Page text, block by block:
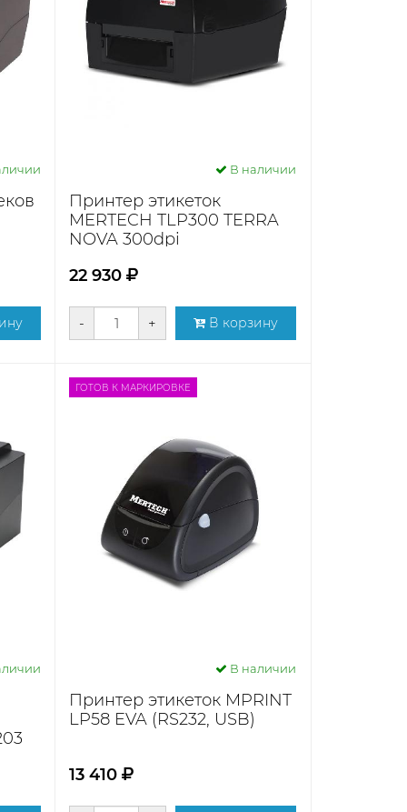
В наличии
Принтер этикеток
MERTECH TLP300 TERRA
NOVA 300dpi
22 930
- + В корзину
ГОТОВ К МАРКИРОВКЕ
В наличии
Принтер этикеток MPRINT
LP58 EVA (RS232, USB)
13 410